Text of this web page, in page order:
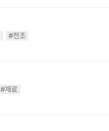
#전조
#재료